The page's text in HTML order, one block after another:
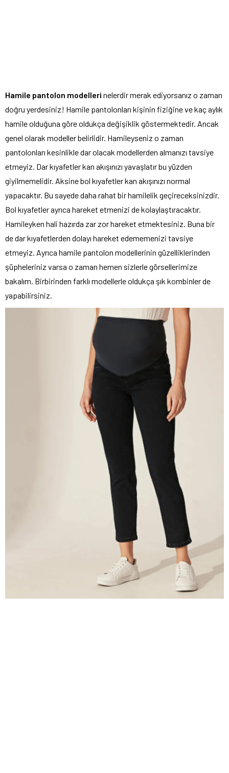
Hamile pantolon modelleri nelerdir merak ediyorsanız o zaman
doğru yerdesiniz! Hamile pantolonları kişinin fiziğine ve kaç aylık
hamile olduğuna göre oldukça değişiklik göstermektedir. Ancak
genel olarak modeller belirlidir. Hamileyseniz o zaman
pantolonları kesinlikle dar olacak modellerden almanızı tavsiye
etmeyiz. Dar kıyafetler kan akışınızı yavaşlatır bu yüzden
giyilmemelidir. Aksine bol kıyafetler kan akışınızı normal
yapacaktır. Bu sayede daha rahat bir hamilelik geçireceksinizdir.
Bol kıyafetler ayrıca hareket etmenizi de kolaylaştıracaktır.
Hamileyken hali hazırda zar zor hareket etmektesiniz. Buna bir
de dar kıyafetlerden dolayı hareket edememenizi tavsiye
etmeyiz. Ayrıca hamile pantolon modellerinin güzelliklerinden
şüpheleriniz varsa o zaman hemen sizlerle görsellerimize
bakalım. Birbirinden farklı modellerle oldukça şık kombinler de
yapabilirsiniz.